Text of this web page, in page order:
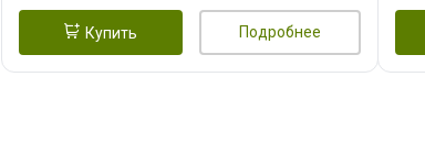
Купить Подробнее